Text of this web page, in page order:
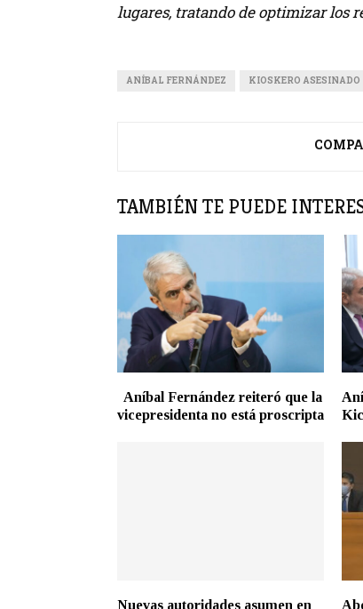
lugares, tratando de optimizar los
ANÍBAL FERNÁNDEZ KIOSKERO ASESINADO
TAMBIÉN TE PUEDE
Aníbal Fernández reiteró que la
vicepresidenta no está proscripta
Nuevas autoridades asumen en